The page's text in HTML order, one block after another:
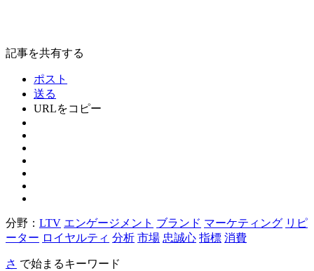
記事を共有する
ポスト
送る
URLをコピー
分野： LTV エンゲージメント ブランド マーケティング リピ
ーター ロイヤルティ 分析 市場 忠誠心 指標 消費
さ で始まるキーワード